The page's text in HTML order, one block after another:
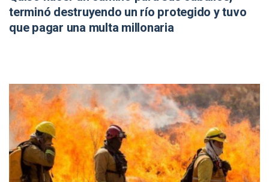
terminó destruyendo un río protegido y tuvo
que pagar una multa millonaria